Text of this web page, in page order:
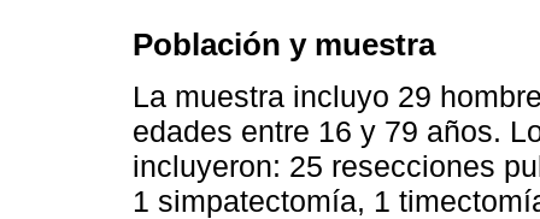
Población y muestra
La muestra incluyo 29
edades entre 16 y 79 años.
incluyeron: 25 resecciones
1 simpatectomía, 1